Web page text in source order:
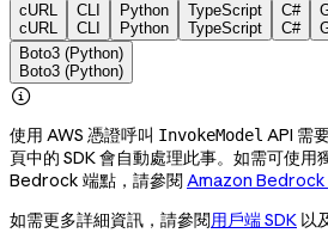
cURL
cURL
CLI
CLI
Python
Python
TypeScript
TypeScript
C#
C#
Boto3 (Python)
Boto3 (Python)

使用 AWS 憑證呼叫 InvokeModel API 需
頁中的 SDK 會自動處理此事。如需可使用
Bedrock 端點，請參閱 Amazon Bedrock
如需更多詳細資訊，請參閱用戶端 SDK 以